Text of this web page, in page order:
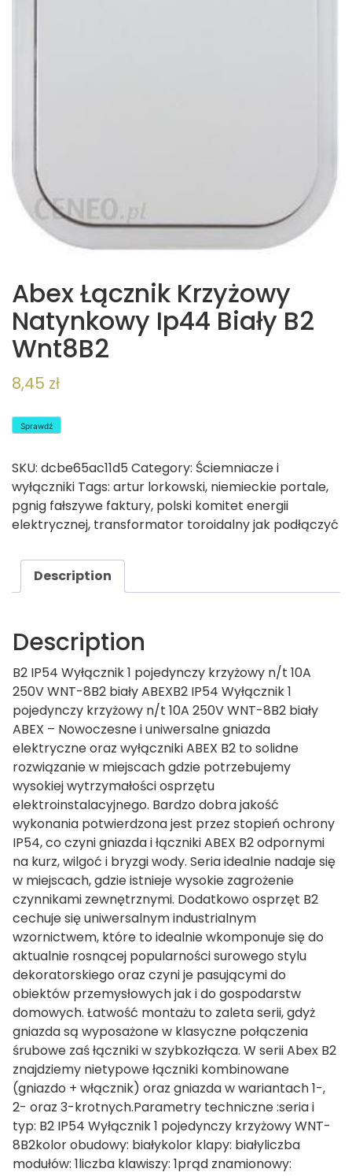
Abex Łącznik Krzyżowy
Natynkowy Ip44 Biały B2
Wnt8B2
8,45 zł
Sprawdź
SKU: dcbe65ac11d5 Category: Ściemniacze i
wyłączniki Tags: artur lorkowski, niemieckie portale,
pgnig fałszywe faktury, polski komitet energii
elektrycznej, transformator toroidalny jak podłączyć
Description
Description
B2 IP54 Wyłącznik 1 pojedynczy krzyżowy n/t 10A
250V WNT-8B2 biały ABEXB2 IP54 Wyłącznik 1
pojedynczy krzyżowy n/t 10A 250V WNT-8B2 biały
ABEX – Nowoczesne i uniwersalne gniazda
elektryczne oraz wyłączniki ABEX B2 to solidne
rozwiązanie w miejscach gdzie potrzebujemy
wysokiej wytrzymałości osprzętu
elektroinstalacyjnego. Bardzo dobra jakość
wykonania potwierdzona jest przez stopień ochrony
IP54, co czyni gniazda i łączniki ABEX B2 odpornymi
na kurz, wilgoć i bryzgi wody. Seria idealnie nadaje się
w miejscach, gdzie istnieje wysokie zagrożenie
czynnikami zewnętrznymi. Dodatkowo osprzęt B2
cechuje się uniwersalnym industrialnym
wzornictwem, które to idealnie wkomponuje się do
aktualnie rosnącej popularności surowego stylu
dekoratorskiego oraz czyni je pasującymi do
obiektów przemysłowych jak i do gospodarstw
domowych. Łatwość montażu to zaleta serii, gdyż
gniazda są wyposażone w klasyczne połączenia
śrubowe zaś łączniki w szybkozłącza. W serii Abex B2
znajdziemy nietypowe łączniki kombinowane
(gniazdo + włącznik) oraz gniazda w wariantach 1-,
2- oraz 3-krotnych.Parametry techniczne :seria i
typ: B2 IP54 Wyłącznik 1 pojedynczy krzyżowy WNT-
8B2kolor obudowy: białykolor klapy: białyliczba
modułów: 1liczba klawiszy: 1prąd znamionowy: